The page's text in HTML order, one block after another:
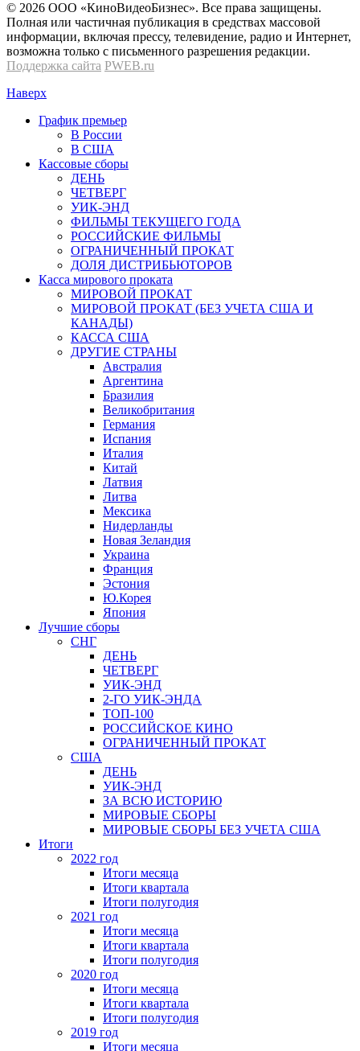
© 2026 OOО «КиноВидеоБизнес». Все права защищены.
Полная или частичная публикация в средствах массовой
информации, включая прессу, телевидение, радио и Интернет,
возможна только с письменного разрешения редакции.
Поддержка сайта PWEB.ru
Наверх
График премьер
В России
В США
Кассовые сборы
ДЕНЬ
ЧЕТВЕРГ
УИК-ЭНД
ФИЛЬМЫ ТЕКУЩЕГО ГОДА
РОССИЙСКИЕ ФИЛЬМЫ
ОГРАНИЧЕННЫЙ ПРОКАТ
ДОЛЯ ДИСТРИБЬЮТОРОВ
Касса мирового проката
МИРОВОЙ ПРОКАТ
МИРОВОЙ ПРОКАТ (БЕЗ УЧЕТА США И
КАНАДЫ)
КАССА США
ДРУГИЕ СТРАНЫ
Австралия
Аргентина
Бразилия
Великобритания
Германия
Испания
Италия
Китай
Латвия
Литва
Мексика
Нидерланды
Новая Зеландия
Украина
Франция
Эстония
Ю.Корея
Япония
Лучшие сборы
СНГ
ДЕНЬ
ЧЕТВЕРГ
УИК-ЭНД
2-ГО УИК-ЭНДА
ТОП-100
РОССИЙСКОЕ КИНО
ОГРАНИЧЕННЫЙ ПРОКАТ
США
ДЕНЬ
УИК-ЭНД
ЗА ВСЮ ИСТОРИЮ
МИРОВЫЕ СБОРЫ
МИРОВЫЕ СБОРЫ БЕЗ УЧЕТА США
Итоги
2022 год
Итоги месяца
Итоги квартала
Итоги полугодия
2021 год
Итоги месяца
Итоги квартала
Итоги полугодия
2020 год
Итоги месяца
Итоги квартала
Итоги полугодия
2019 год
Итоги месяца